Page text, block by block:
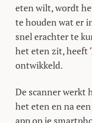
eten wilt, wordt
te houden wat er
snel erachter te
het eten zit, heeft
ontwikkeld.
De scanner werkt
het eten en na
app op je